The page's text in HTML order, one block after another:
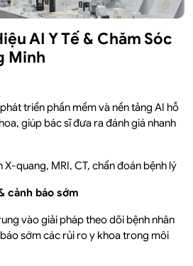
AI Y Tế & Chăm Sóc
Minh
triển phần mềm và nền tảng AI hỗ
giúp bác sĩ đưa ra đánh giá nhanh
X-quang, MRI, CT, chẩn đoán bệnh lý
cảnh báo sớm
vào giải pháp theo dõi bệnh nhân
sớm các rủi ro y khoa trong môi